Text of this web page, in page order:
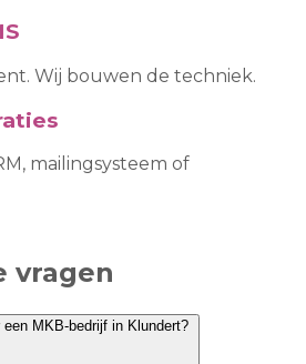
Wij bouwen de techniek.
mailingsysteem of
vragen
een website voor een MKB-bedrijf in Klundert?